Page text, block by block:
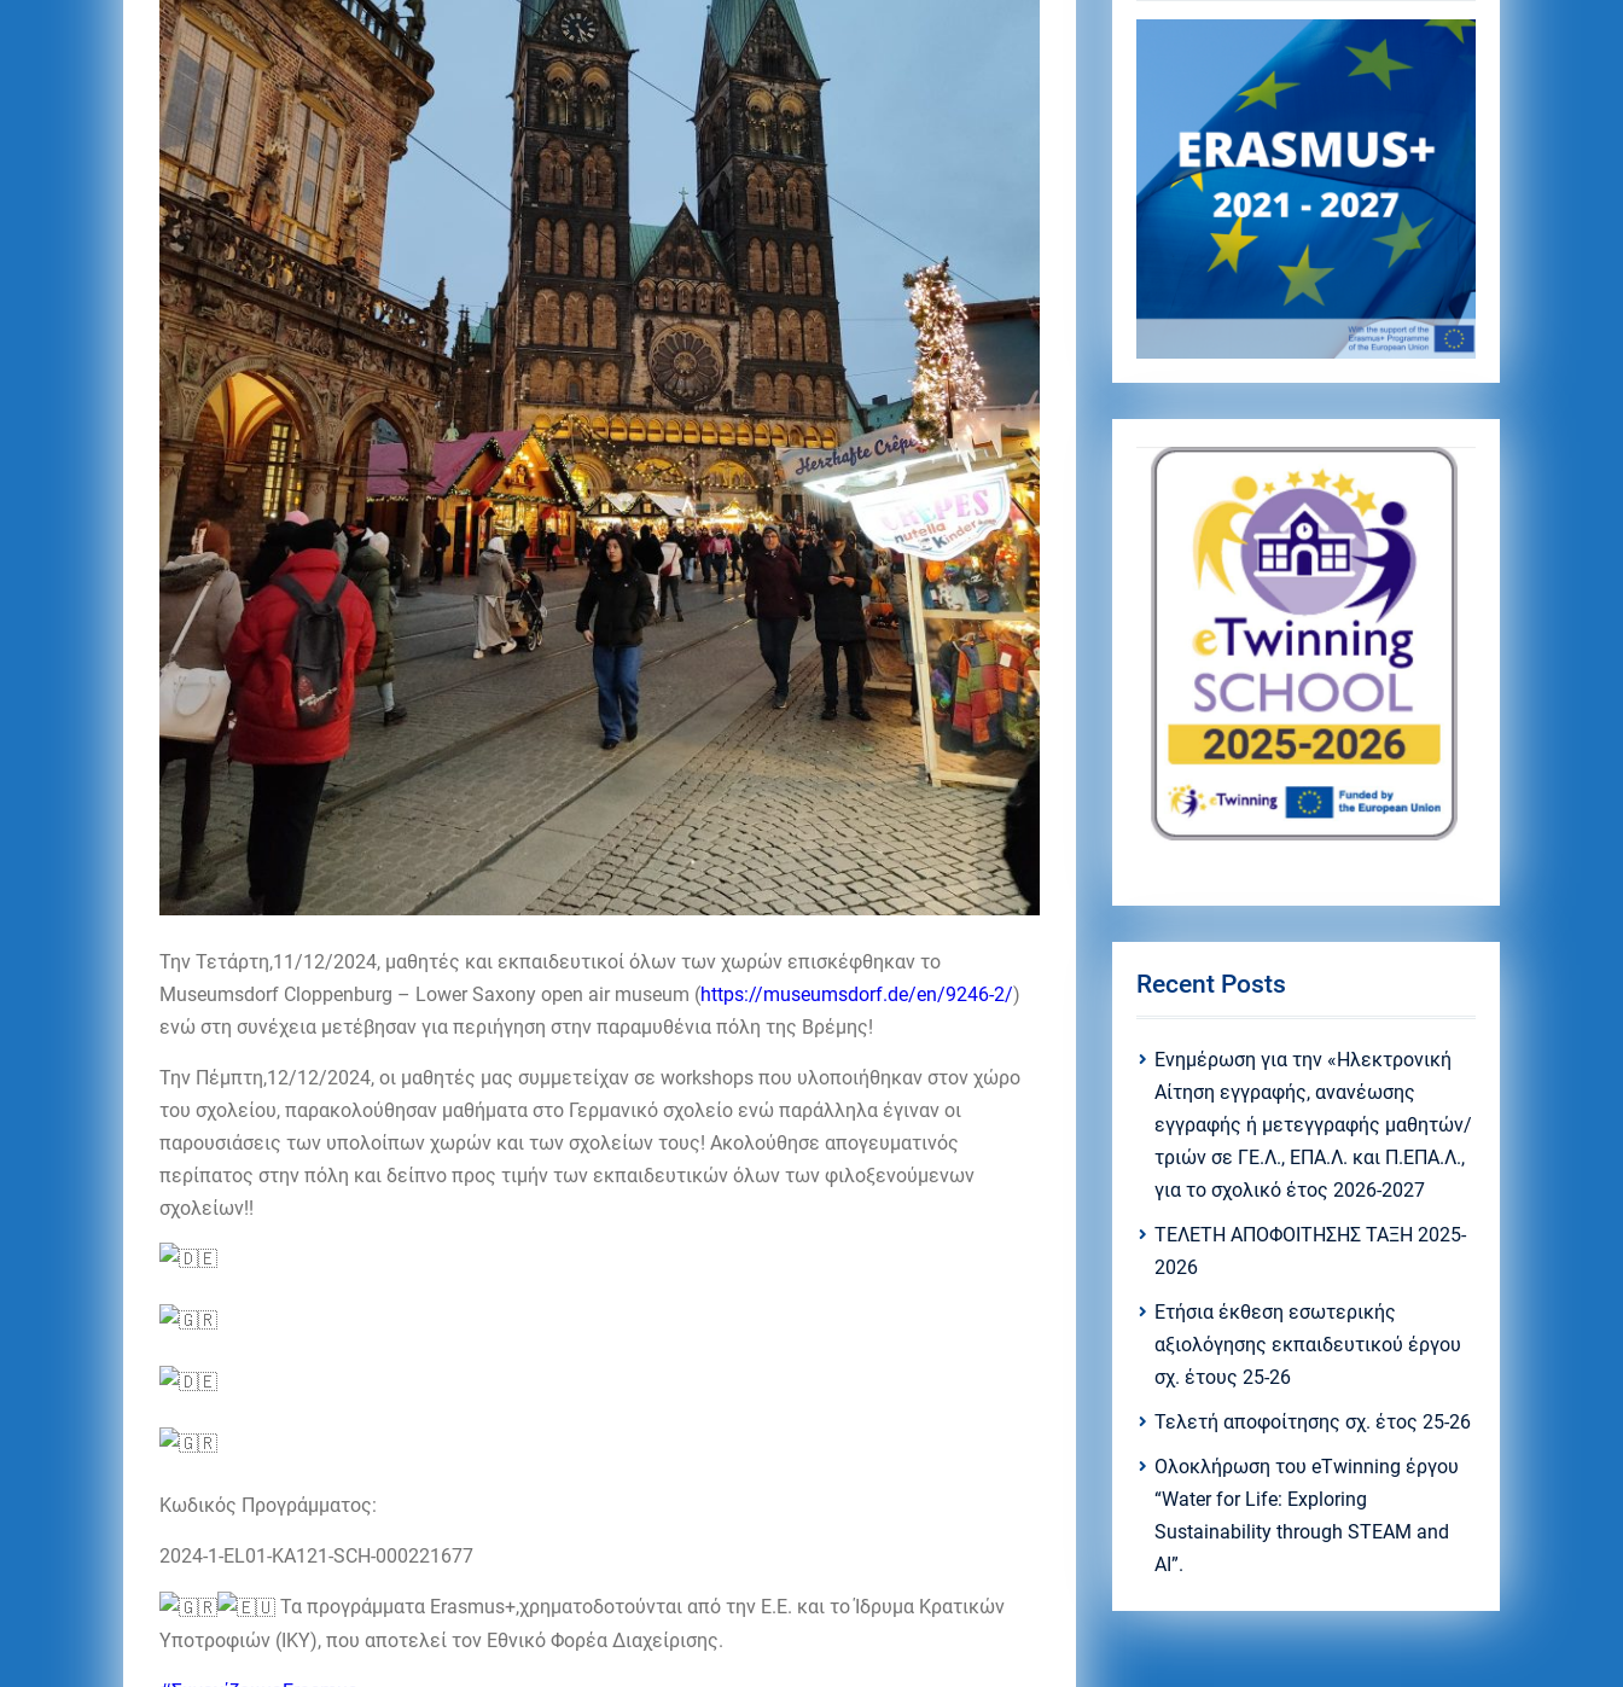
Την Τετάρτη,11/12/2024, μαθητές και εκπαιδευτικοί όλων των χωρών επισκέφθηκαν το
Museumsdorf Cloppenburg – Lower Saxony open air museum (https://museumsdorf.de/en/9246-2/)
ενώ στη συνέχεια μετέβησαν για περιήγηση στην παραμυθένια πόλη της Βρέμης!
Την Πέμπτη,12/12/2024, οι μαθητές μας συμμετείχαν σε workshops που υλοποιήθηκαν στον χώρο
του σχολείου, παρακολούθησαν μαθήματα στο Γερμανικό σχολείο ενώ παράλληλα έγιναν οι
παρουσιάσεις των υπολοίπων χωρών και των σχολείων τους! Ακολούθησε απογευματινός
περίπατος στην πόλη και δείπνο προς τιμήν των εκπαιδευτικών όλων των φιλοξενούμενων
σχολείων!!
Κωδικός Προγράμματος:
2024-1-EL01-KA121-SCH-000221677
Τα προγράμματα Erasmus+,χρηματοδοτούνται από την Ε.Ε. και το Ίδρυμα Κρατικών
Υποτροφιών (ΙΚΥ), που αποτελεί τον Εθνικό Φορέα Διαχείρισης.
Recent Posts
Eνημέρωση για την «Ηλεκτρονική
Αίτηση εγγραφής, ανανέωσης
εγγραφής ή μετεγγραφής μαθητών/
τριών σε ΓΕ.Λ., ΕΠΑ.Λ. και Π.ΕΠΑ.Λ.,
για το σχολικό έτος 2026-2027
ΤΕΛΕΤΗ ΑΠΟΦΟΙΤΗΣΗΣ ΤΑΞΗ 2025-
2026
Ετήσια έκθεση εσωτερικής
αξιολόγησης εκπαιδευτικού έργου
σχ. έτους 25-26
Τελετή αποφοίτησης σχ. έτος 25-26
Ολοκλήρωση του eTwinning έργου
“Water for Life: Exploring
Sustainability through STEAM and
AI”.